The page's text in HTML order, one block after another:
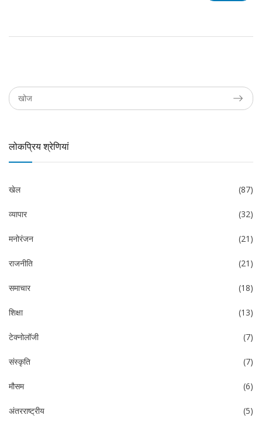
लोकप्रिय श्रेणियां
खेल (87)
व्यापार (32)
मनोरंजन (21)
राजनीति (21)
समाचार (18)
शिक्षा (13)
टेक्नोलॉजी (7)
संस्कृति (7)
मौसम (6)
अंतरराष्ट्रीय (5)